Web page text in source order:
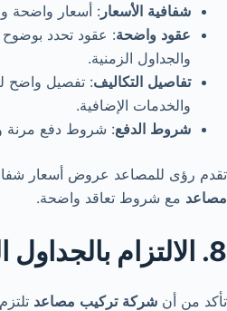
شفافية الأسعار : أسعار واضحة
عقود واضحة: عقود تحدد
والجداول الزمنية.
تفاصيل التكاليف: تفصيل واضح
والخدمات الإضافية.
شروط الدفع: شروط دفع مرنة
تقدم رؤى للمصاعد عروض أسعار
مصاعد مع شروط تعاقد واضحة.
8. الالتزام بالجداول الزمنية
تأكد من أن شركة تركيب مصاعد